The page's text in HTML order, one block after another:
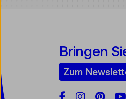
Bringen
Zum
Facebook